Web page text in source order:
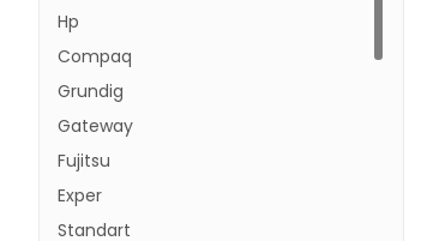
Hp
Compaq
Grundig
Gateway
Fujitsu
Exper
Standart